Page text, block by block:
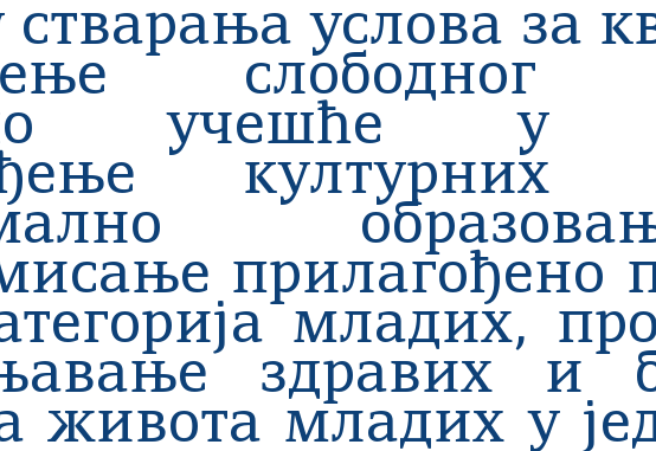
услова за
слободног
учешће у
културних
прилагођено
младих,
здравих и
живота младих у